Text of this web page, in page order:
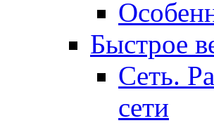
Быстрое
Сеть.
сети